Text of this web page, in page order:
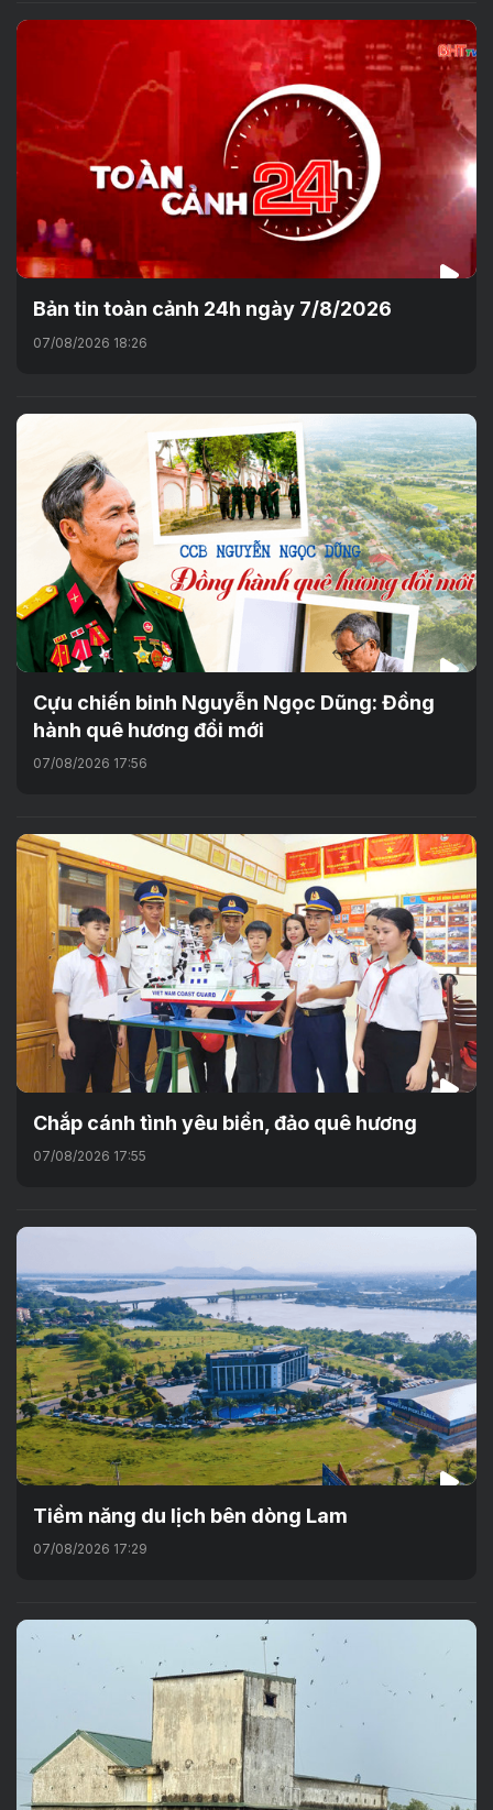
Bản tin toàn cảnh 24h ngày 7/8/2026
07/08/2026 18:26
Cựu chiến binh Nguyễn Ngọc Dũng: Đồng
hành quê hương đổi mới
07/08/2026 17:56
Chắp cánh tình yêu biển, đảo quê hương
07/08/2026 17:55
Tiềm năng du lịch bên dòng Lam
07/08/2026 17:29